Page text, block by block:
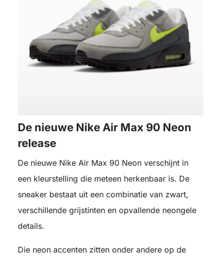
De nieuwe Nike Air Max 90 Neon
release
De nieuwe Nike Air Max 90 Neon verschijnt in
een kleurstelling die meteen herkenbaar is. De
sneaker bestaat uit een combinatie van zwart,
verschillende grijstinten en opvallende neongele
details.
Die neon accenten zitten onder andere op de